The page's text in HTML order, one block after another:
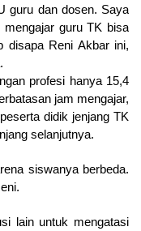
guru dan dosen. Saya
mengajar guru TK bisa
disapa Reni Akbar ini,
profesi hanya 15,4
jam mengajar,
didik jenjang TK
selanjutnya.
siswanya berbeda.
lain untuk mengatasi